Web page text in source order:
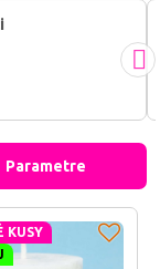
Parametre
KUSY